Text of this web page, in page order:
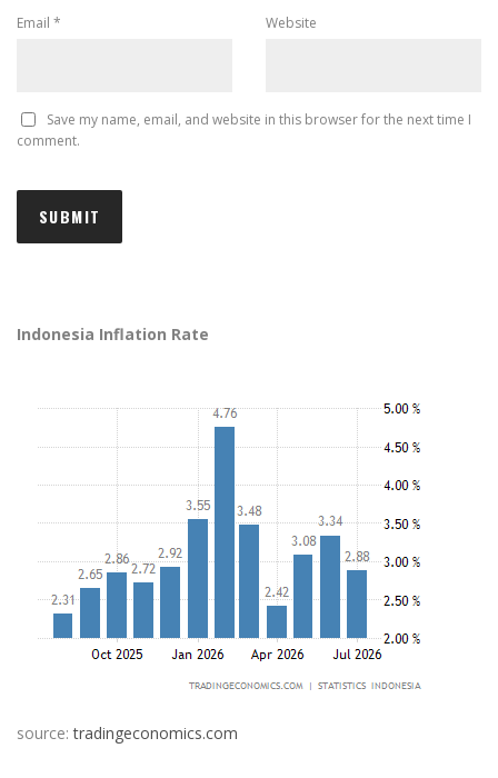
Email * Website
Save my name, email, and website in this browser for the next time I
comment.
Indonesia Inflation Rate
source:tradingeconomics.com